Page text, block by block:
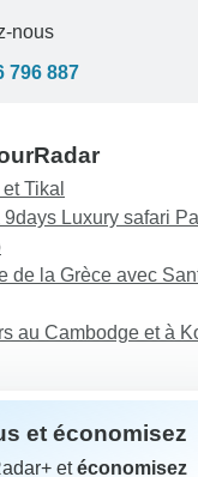
nous
796 887
Tikal
9days Luxury safari
de la Grèce avec
au Cambodge et à
et économisez
etéconomisez